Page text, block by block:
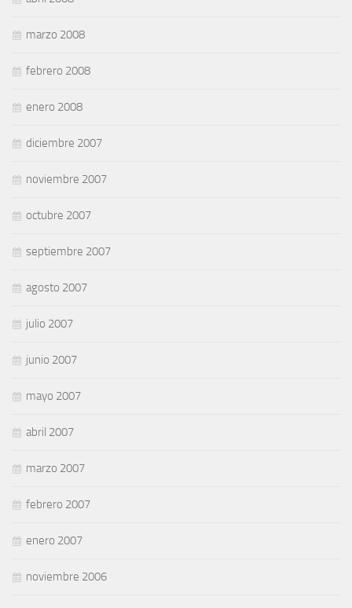
marzo 2008
febrero 2008
enero 2008
diciembre 2007
noviembre 2007
octubre 2007
septiembre 2007
agosto 2007
julio 2007
junio 2007
mayo 2007
abril 2007
marzo 2007
febrero 2007
enero 2007
noviembre 2006